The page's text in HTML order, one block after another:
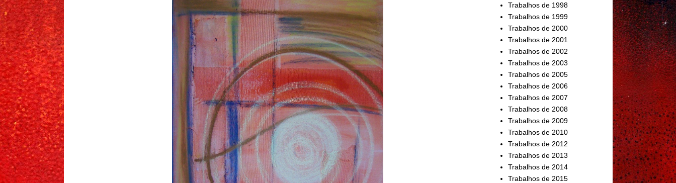
Trabalhos de 1998
Trabalhos de 1999
Trabalhos de 2000
Trabalhos de 2001
Trabalhos de 2002
Trabalhos de 2003
Trabalhos de 2005
Trabalhos de 2006
Trabalhos de 2007
Trabalhos de 2008
Trabalhos de 2009
Trabalhos de 2010
Trabalhos de 2012
Trabalhos de 2013
Trabalhos de 2014
Trabalhos de 2015